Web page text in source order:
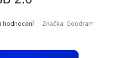
hodnocení Značka: Goodram